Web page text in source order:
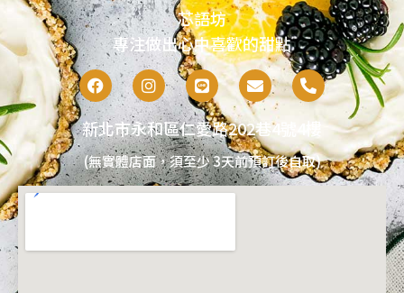
芯語坊
專注做出心中喜歡的甜點
新北市永和區仁愛路202巷4號4樓
(無實體店面，須至少 3天前預訂後自取)